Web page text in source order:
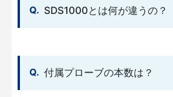
SDS1000とは何が違うの？
付属プローブの本数は？